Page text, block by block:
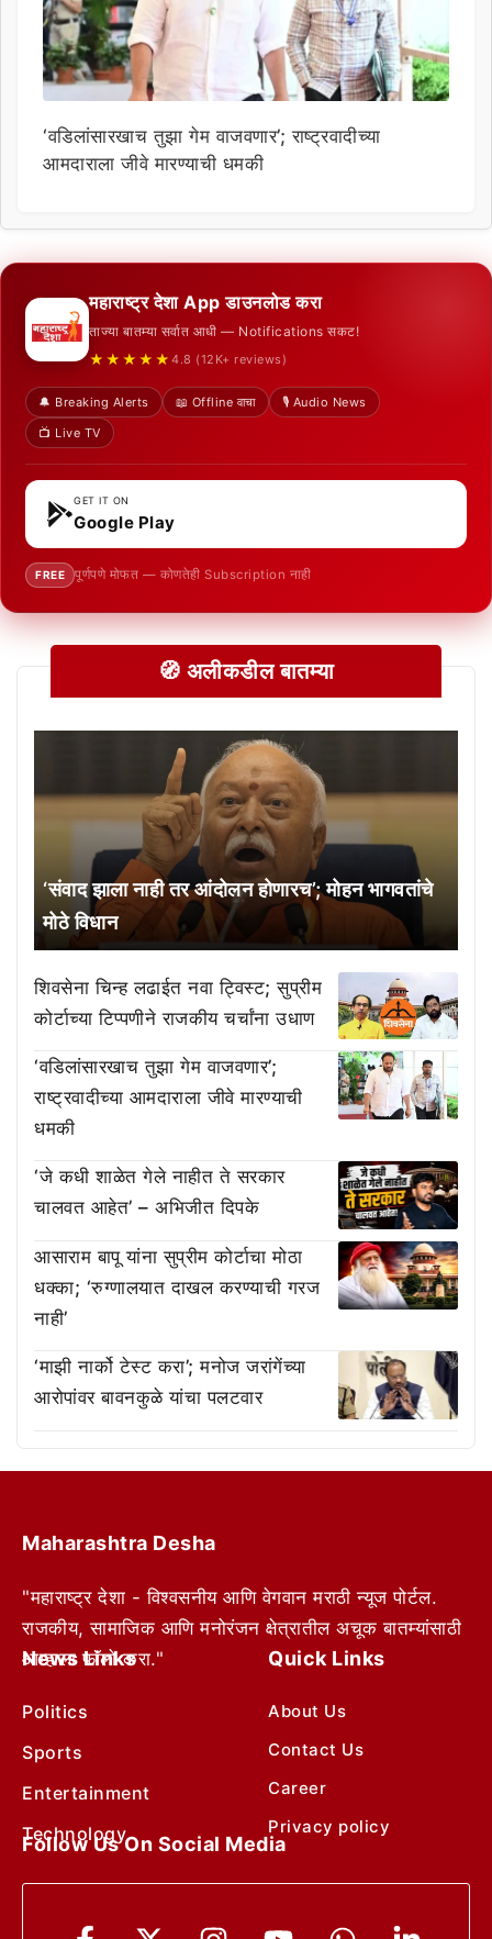
‘वडिलांसारखाच तुझा गेम वाजवणार’; राष्ट्रवादीच्या
आमदाराला जीवे मारण्याची धमकी
महाराष्ट्र देशा App डाउनलोड करा
ताज्या बातम्या सर्वात आधी — Notifications सकट!
★★★★★ 4.8 (12K+ reviews)
🔔 Breaking Alerts 📖 Offline वाचा
🎙️ Audio News
📺 Live TV
GET IT ON
Google Play
FREE पूर्णपणे मोफत — कोणतेही Subscription नाही
🧭 अलीकडील बातम्या
‘संवाद झाला नाही तर आंदोलन होणारच’; मोहन भागवतांचे
मोठे विधान
शिवसेना चिन्ह लढाईत नवा ट्विस्ट; सुप्रीम
कोर्टाच्या टिप्पणीने राजकीय चर्चांना उधाण
‘वडिलांसारखाच तुझा गेम वाजवणार’;
राष्ट्रवादीच्या आमदाराला जीवे मारण्याची
धमकी
‘जे कधी शाळेत गेले नाहीत ते सरकार
चालवत आहेत’ – अभिजीत दिपके
आसाराम बापू यांना सुप्रीम कोर्टाचा मोठा
धक्का; ‘रुग्णालयात दाखल करण्याची गरज
नाही’
‘माझी नार्को टेस्ट करा’; मनोज जरांगेंच्या
आरोपांवर बावनकुळे यांचा पलटवार
Maharashtra Desha
"महाराष्ट्र देशा - विश्वसनीय आणि वेगवान मराठी न्यूज पोर्टल.
राजकीय, सामाजिक आणि मनोरंजन क्षेत्रातील अचूक बातम्यांसाठी
आम्हाला फॉलो करा."
News Links
Politics
Sports
Entertainment
Technology
Quick Links
About Us
Contact Us
Career
Privacy policy
Follow Us On Social Media